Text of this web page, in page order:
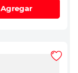
Agregar